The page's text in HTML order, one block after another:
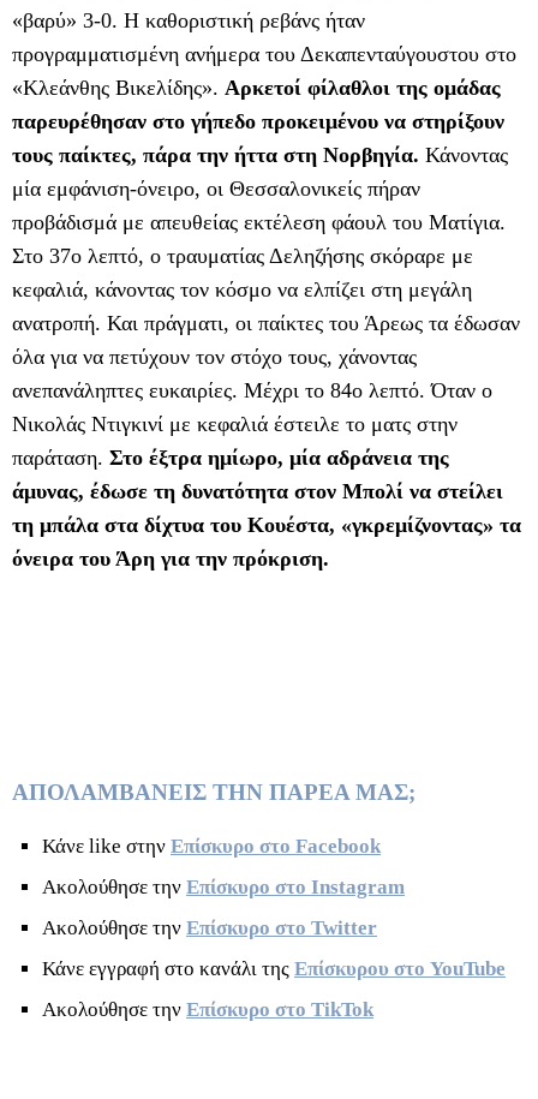
«βαρύ» 3-0. Η καθοριστική ρεβάνς ήταν
προγραμματισμένη ανήμερα του Δεκαπενταύγουστου στο
«Κλεάνθης Βικελίδης». Αρκετοί φίλαθλοι της ομάδας
παρευρέθησαν στο γήπεδο προκειμένου να στηρίξουν
τους παίκτες, πάρα την ήττα στη Νορβηγία. Κάνοντας
μία εμφάνιση-όνειρο, οι Θεσσαλονικείς πήραν
προβάδισμά με απευθείας εκτέλεση φάουλ του Ματίγια.
Στο 37ο λεπτό, ο τραυματίας Δεληζήσης σκόραρε με
κεφαλιά, κάνοντας τον κόσμο να ελπίζει στη μεγάλη
ανατροπή. Και πράγματι, οι παίκτες του Άρεως τα έδωσαν
όλα για να πετύχουν τον στόχο τους, χάνοντας
ανεπανάληπτες ευκαιρίες. Μέχρι το 84ο λεπτό. Όταν ο
Νικολάς Ντιγκινί με κεφαλιά έστειλε το ματς στην
παράταση. Στο έξτρα ημίωρο, μία αδράνεια της
άμυνας, έδωσε τη δυνατότητα στον Μπολί να στείλει
τη μπάλα στα δίχτυα του Κουέστα, «γκρεμίζνοντας» τα
όνειρα του Άρη για την πρόκριση.
ΑΠΟΛΑΜΒΑΝΕΙΣ ΤΗΝ ΠΑΡΕΑ ΜΑΣ;
Κάνε like στην Επίσκυρο στο Facebook
Ακολούθησε την Επίσκυρο στο Instagram
Ακολούθησε την Επίσκυρο στο Twitter
Κάνε εγγραφή στο κανάλι της Επίσκυρου στο YouTube
Ακολούθησε την Επίσκυρο στο TikTok